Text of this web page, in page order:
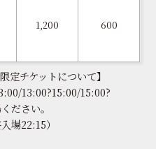
1,200 600
チケットについて】
13:00?15:00/15:00?
ださい。
場22:15）